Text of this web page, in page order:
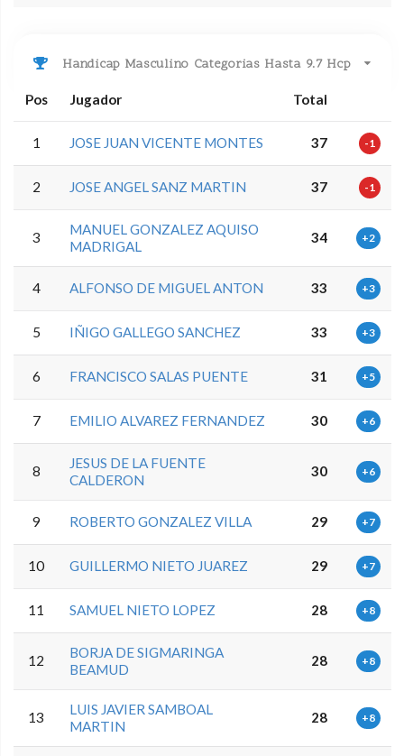
Handicap Masculino Categorias Hasta 9.7 Hcp
Pos Jugador Total
1 JOSE JUAN VICENTE MONTES 37 -1
2 JOSE ANGEL SANZ MARTIN 37 -1
3
MANUEL GONZALEZ AQUISO
MADRIGAL
34 +2
4 ALFONSO DE MIGUEL ANTON 33 +3
5 IÑIGO GALLEGO SANCHEZ 33 +3
6 FRANCISCO SALAS PUENTE 31 +5
7 EMILIO ALVAREZ FERNANDEZ 30 +6
8
JESUS DE LA FUENTE
CALDERON
30 +6
9 ROBERTO GONZALEZ VILLA 29 +7
10 GUILLERMO NIETO JUAREZ 29 +7
11 SAMUEL NIETO LOPEZ 28 +8
12
BORJA DE SIGMARINGA
BEAMUD
28 +8
13
LUIS JAVIER SAMBOAL
MARTIN
28 +8